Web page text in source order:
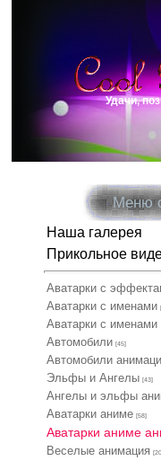
Удачи,
Меню
Наша галерея
Прикольное
Аватарки с
Аватарки с именами
Аватарки с именами
Автомобили [45]
Автомобили
Эльфы и Ангелы [43]
Ангелы и эльфы
Аватарки аниме [58]
Аватарки аниме
Веселые анимация